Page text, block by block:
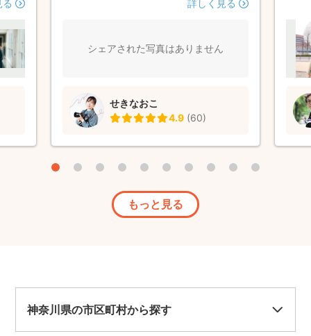
い
う
友達との卒業式の思い出にもなりましたし
詳しく見る
シェアされた写真はありません
せきなおこ
4.9 (60)
ッ
撮
れ
思
もっと見る
神奈川県の市区町村から探す